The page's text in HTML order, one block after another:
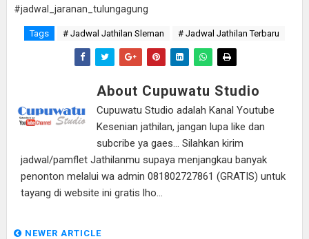
#jadwal_jaranan_tulungagung
Tags # Jadwal Jathilan Sleman # Jadwal Jathilan Terbaru
About Cupuwatu Studio
Cupuwatu Studio adalah Kanal Youtube
Kesenian jathilan, jangan lupa like dan
subcribe ya gaes... Silahkan kirim
jadwal/pamflet Jathilanmu supaya menjangkau banyak
penonton melalui wa admin 081802727861 (GRATIS) untuk
tayang di website ini gratis lho...
NEWER ARTICLE